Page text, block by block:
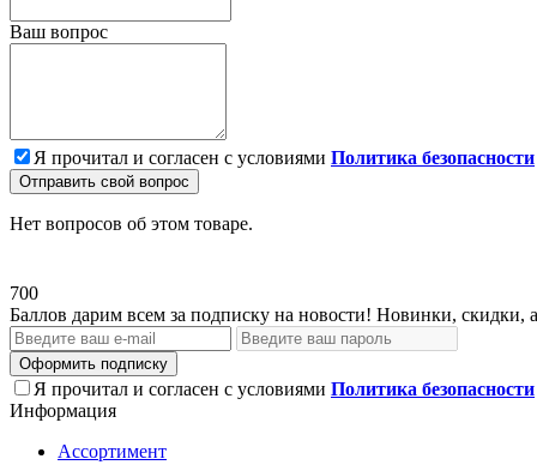
Ваш вопрос
Я прочитал и согласен с условиями Политика безопасности
Отправить свой вопрос
Нет вопросов об этом товаре.
700
Баллов дарим всем за подписку на новости! Новинки, скидки,
Оформить подписку
Я прочитал и согласен с условиями Политика безопасности
Информация
Ассортимент